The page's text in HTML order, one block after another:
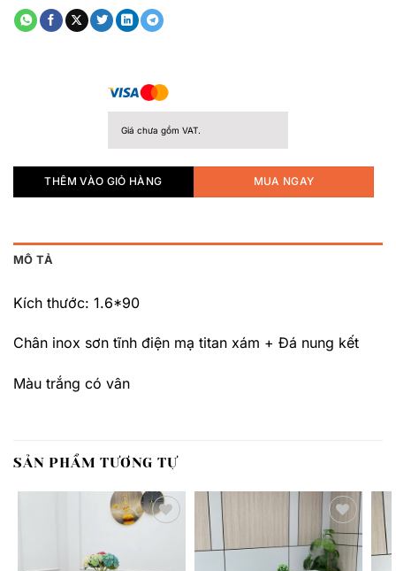
sao
Giá chưa gồm VAT.
THÊM VÀO GIỎ HÀNG MUA NGAY
MÔ TẢ
Kích thước: 1.6*90
Chân inox sơn tĩnh điện mạ titan xám + Đá nung kết
Màu trắng có vân
SẢN PHẨM TƯƠNG TỰ
Thêm
yêu
thích